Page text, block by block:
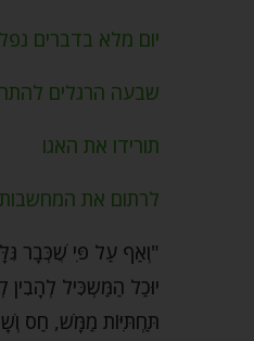
יום מלא בדברים
שבעה הרגלים
תורידו את האגו
לרתום את המחשבות
"וְאַף עַל פִּי שֶׁכְּבָר
יוּכַל הַמַּשְֹכִּיל
תַּחְתִּיּוֹת מַמָּשׁ, חַס